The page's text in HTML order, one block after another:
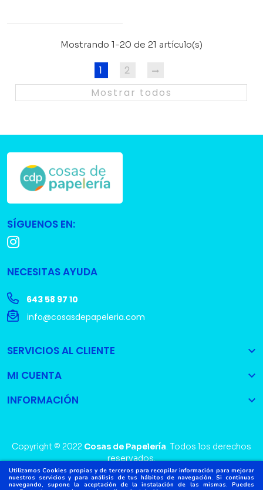
Utilizamos Cookies propias y de terceros para recopilar información para mejorar
nuestros servicios y para análisis de tus hábitos de navegación. Si continuas
navegando, supone la aceptación de la instalación de las mismas. Puedes
Mostrando 1-20 de 21 artículo(s)
1
2
Mostrar todos
SÍGUENOS EN:
NECESITAS AYUDA
643 58 97 10
info@cosasdepapeleria.com
SERVICIOS AL CLIENTE

MI CUENTA

INFORMACIÓN

Copyright © 2022 Cosas de Papelería . Todos los derechos
reservados.